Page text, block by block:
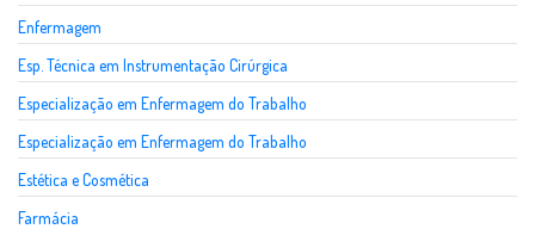
Enfermagem
Esp. Técnica em Instrumentação Cirúrgica
Especialização em Enfermagem do Trabalho
Especialização em Enfermagem do Trabalho
Estética e Cosmética
Farmácia